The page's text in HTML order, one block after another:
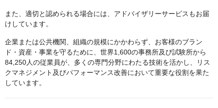
また、適切と認められる場合には、アドバイザリーサービスもお届
けしています。
企業または公共機関、組織の規模にかかわらず、お客様のブラン
ド・資産・事業を守るために、世界1,600の事務所及び試験所から
84,250人の従業員が、多くの専門分野にわたる技術を活かし、リス
クマネジメント及びパフォーマンス改善において重要な役割を果た
しています。